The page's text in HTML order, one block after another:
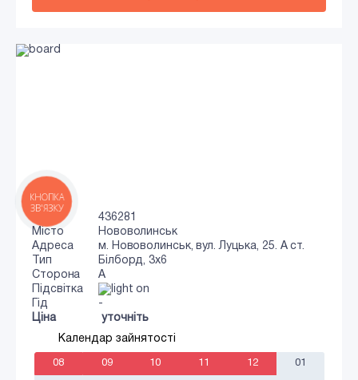
436281
Місто
Нововолинськ
Адреса
м. Нововолинськ, вул. Луцька, 25. А ст.
Тип
Білборд, 3х6
Сторона
A
Підсвітка
Гід
-
Ціна
уточніть
Календар зайнятості
08 09 10 11 12 01
КНОПКА
ЗВ'ЯЗКУ